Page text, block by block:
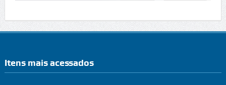
Itens mais acessados